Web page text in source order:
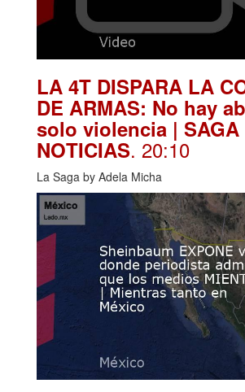
LA 4T DISPARA LA
DE ARMAS: No hay
solo violencia | SAGA
NOTICIAS. 20:10
La Saga by Adela Micha